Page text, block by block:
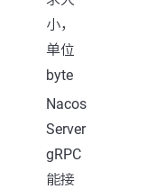
小，
单位
byte
Nacos
Server
gRPC
能接